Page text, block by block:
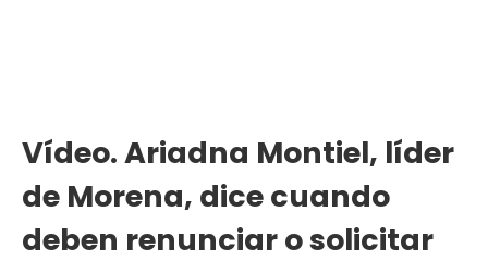
Vídeo. Ariadna Montiel, líder
de Morena, dice cuando
deben renunciar o solicitar